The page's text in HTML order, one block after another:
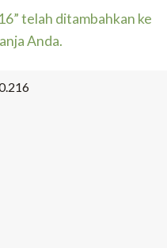
telah ditambahkan ke
Anda.